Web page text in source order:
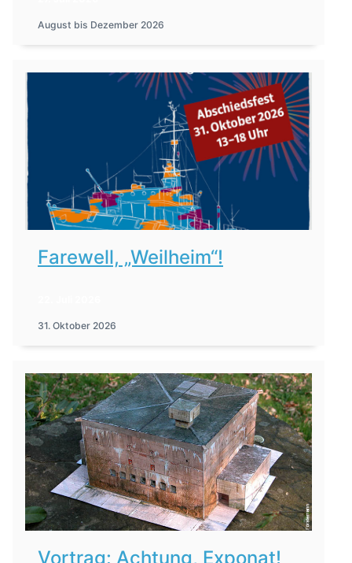
August bis Dezember 2026
Farewell, „Weilheim“!
31. Oktober 2026
Vortrag: Achtung, Exponat!